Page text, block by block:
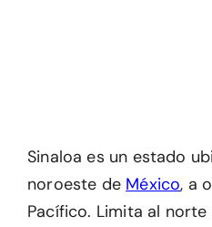
Sinaloa es un estado
noroeste de México, a
Pacífico. Limita al